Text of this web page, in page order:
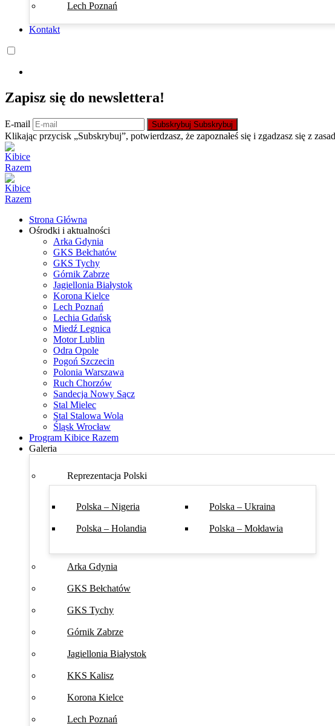
Lech Poznań
Kontakt
Zapisz się do newslettera!
E-mail Subskrybuj Subskrybuj
Klikając przycisk „Subskrybuj”, potwierdzasz, że zapoznałeś się i zgadzasz się z
Strona Główna
Ośrodki i aktualności
Arka Gdynia
GKS Bełchatów
GKS Tychy
Górnik Zabrze
Jagiellonia Białystok
Korona Kielce
Lech Poznań
Lechia Gdańsk
Miedź Legnica
Motor Lublin
Odra Opole
Pogoń Szczecin
Polonia Warszawa
Ruch Chorzów
Sandecja Nowy Sącz
Stal Mielec
Stal Stalowa Wola
Śląsk Wrocław
Program Kibice Razem
Galeria
Reprezentacja Polski
Polska – Nigeria
Polska – Holandia
Polska – Ukraina
Polska – Mołdawia
Arka Gdynia
GKS Bełchatów
GKS Tychy
Górnik Zabrze
Jagiellonia Białystok
KKS Kalisz
Korona Kielce
Lech Poznań